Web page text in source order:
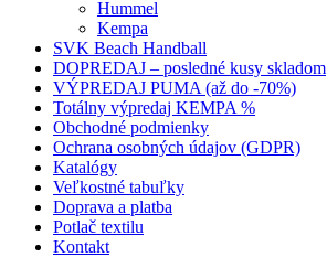
Hummel
Kempa
SVK Beach Handball
DOPREDAJ – posledné kusy skladom
VÝPREDAJ PUMA (až do -70%)
Totálny výpredaj KEMPA %
Obchodné podmienky
Ochrana osobných údajov (GDPR)
Katalógy
Veľkostné tabuľky
Doprava a platba
Potlač textilu
Kontakt